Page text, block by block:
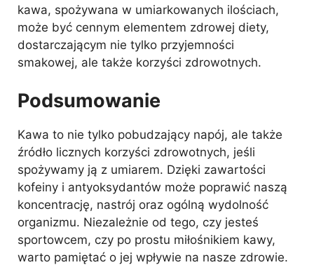
kawa, spożywana w umiarkowanych ilościach,
może być cennym elementem zdrowej diety,
dostarczającym nie tylko przyjemności
smakowej, ale także korzyści zdrowotnych.
Podsumowanie
Kawa to nie tylko pobudzający napój, ale także
źródło licznych korzyści zdrowotnych, jeśli
spożywamy ją z umiarem. Dzięki zawartości
kofeiny i antyoksydantów może poprawić naszą
koncentrację, nastrój oraz ogólną wydolność
organizmu. Niezależnie od tego, czy jesteś
sportowcem, czy po prostu miłośnikiem kawy,
warto pamiętać o jej wpływie na nasze zdrowie.